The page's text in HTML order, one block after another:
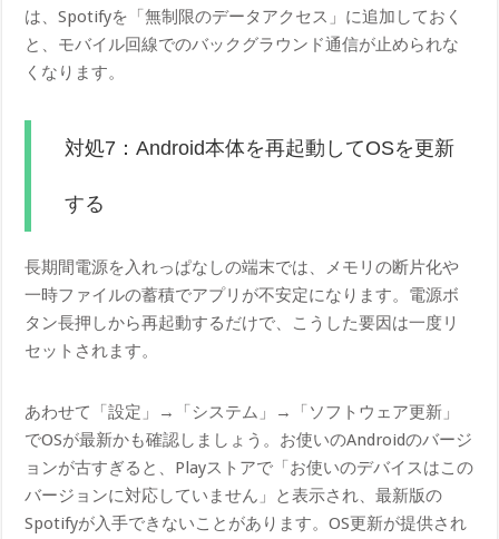
は、Spotifyを「無制限のデータアクセス」に追加しておく
と、モバイル回線でのバックグラウンド通信が止められな
くなります。
対処7：Android本体を再起動してOSを更新
する
長期間電源を入れっぱなしの端末では、メモリの断片化や
一時ファイルの蓄積でアプリが不安定になります。電源ボ
タン長押しから再起動するだけで、こうした要因は一度リ
セットされます。
あわせて「設定」→「システム」→「ソフトウェア更新」
でOSが最新かも確認しましょう。お使いのAndroidのバージ
ョンが古すぎると、Playストアで「お使いのデバイスはこの
バージョンに対応していません」と表示され、最新版の
Spotifyが入手できないことがあります。OS更新が提供され